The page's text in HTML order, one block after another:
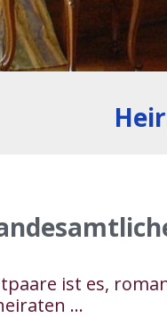
ist es,
...